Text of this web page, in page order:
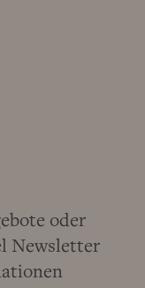
oder
Newsletter